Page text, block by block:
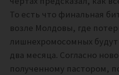
То есть что финальная
возле Молдовы, где
лишнехромосомных
два месяца. Согласно
полученному пастором,